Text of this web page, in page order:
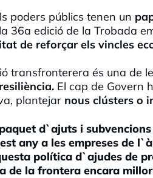
poders públics tenen un
36a edició de la Trobada
de reforçar els vincles
transfronterera és una de
El cap de Govern
plantejar nous clústers o
d`ajuts i
any a les empreses de
política d`ajudes de
de la frontera encara